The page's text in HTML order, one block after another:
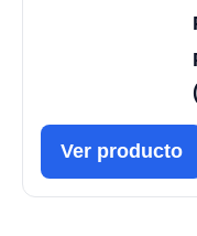
Ver producto